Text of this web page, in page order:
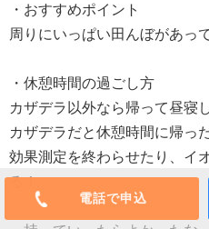
・おすすめポイント
周りにいっぱい田んぼがあっ
・休憩時間の過ごし方
カザデラ以外なら帰って昼寝
カザデラだと休憩時間に帰っ
効果測定を終わらせたり、イ
る！
電話で申込